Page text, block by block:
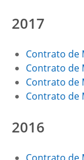
2017
Contrato de
Contrato de
Contrato de
Contrato de
2016